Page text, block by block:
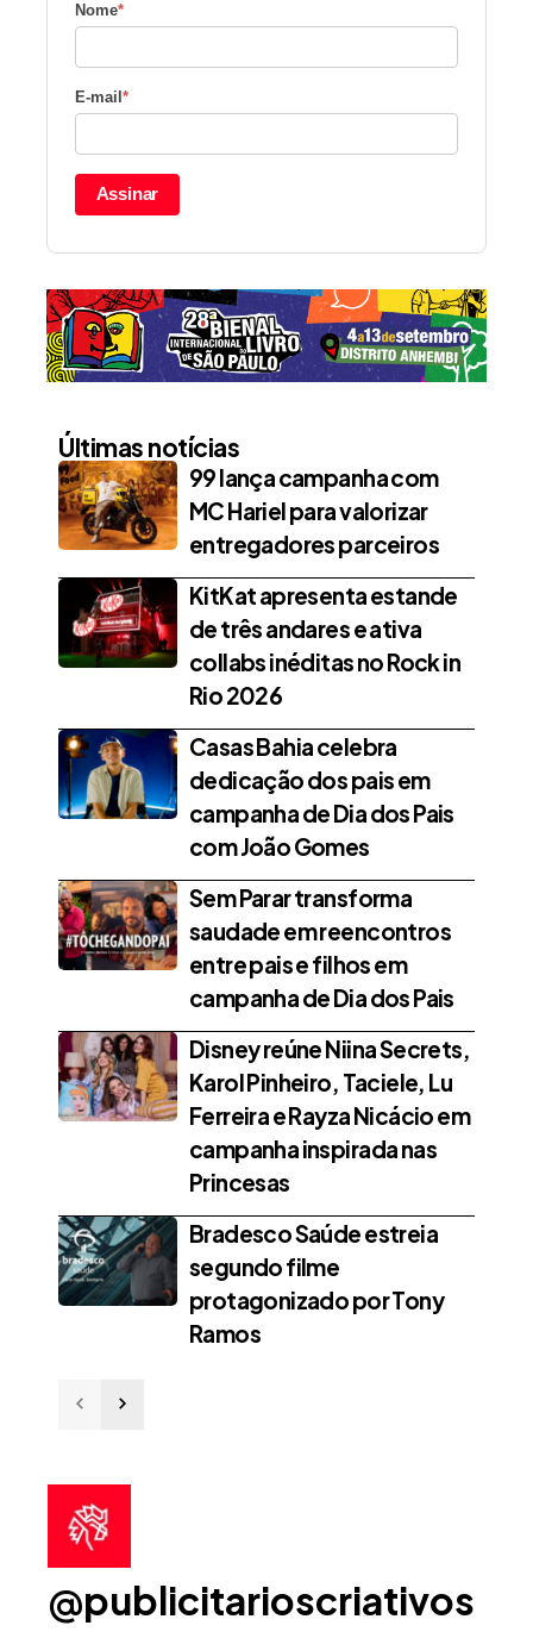
Nome*
E-mail *
Assinar
Últimas notícias
99 lança campanha com
MC Hariel para valorizar
entregadores parceiros
KitKat apresenta estande
de três andares e ativa
collabs inéditas no Rock in
Rio 2026
Casas Bahia celebra
dedicação dos pais em
campanha de Dia dos Pais
com João Gomes
Sem Parar transforma
saudade em reencontros
entre pais e filhos em
campanha de Dia dos Pais
Disney reúne Niina Secrets,
Karol Pinheiro, Taciele, Lu
Ferreira e Rayza Nicácio em
campanha inspirada nas
Princesas
Bradesco Saúde estreia
segundo filme
protagonizado por Tony
Ramos
@publicitarioscriativos